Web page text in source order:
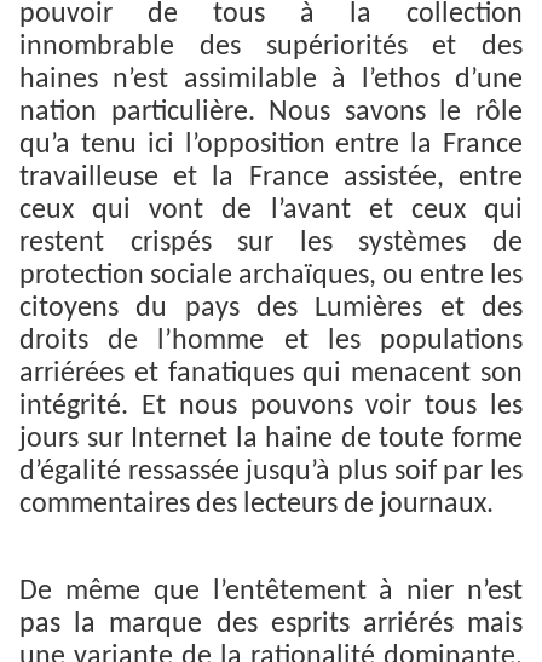
pouvoir de tous à la collection
innombrable des supériorités et des
haines n’est assimilable à l’ethos d’une
nation particulière. Nous savons le rôle
qu’a tenu ici l’opposition entre la France
travailleuse et la France assistée, entre
ceux qui vont de l’avant et ceux qui
restent crispés sur les systèmes de
protection sociale archaïques, ou entre les
citoyens du pays des Lumières et des
droits de l’homme et les populations
arriérées et fanatiques qui menacent son
intégrité. Et nous pouvons voir tous les
jours sur Internet la haine de toute forme
d’égalité ressassée jusqu’à plus soif par les
commentaires des lecteurs de journaux.
De même que l’entêtement à nier n’est
pas la marque des esprits arriérés mais